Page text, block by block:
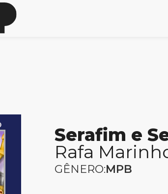
Serafim e
Rafa
GÊNERO:MPB